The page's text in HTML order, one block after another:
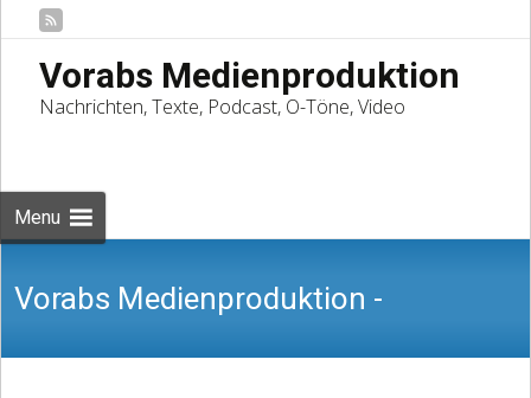
Vorabs Medienproduktion
Nachrichten, Texte, Podcast, O-Töne, Video
Menu
Vorabs Medienproduktion -